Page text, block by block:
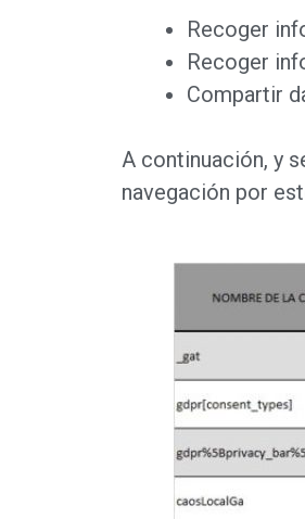
Recoger
Recoger
Compartir
A continuación, y
navegación por